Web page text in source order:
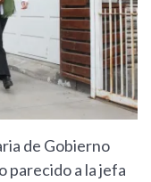
de Gobierno
parecido a la jefa